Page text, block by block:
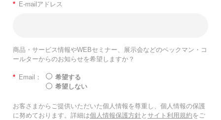
* E-mailアドレス
商品・サービス情報やWEBセミナー、展示会などのベックマン・コ
ールターからのお知らせを希望しますか？
* Email：
希望する
希望しない
お客さまからご提供いただいた個人情報を尊重し、個人情報の保護
に努めております。詳細は個人情報保護方針と サイト利用規約をご